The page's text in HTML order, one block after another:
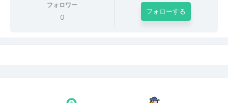
フォロワー
0
フォローする